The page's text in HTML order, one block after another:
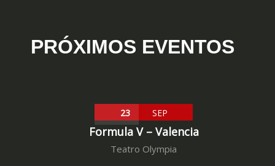
PRÓXIMOS EVENTOS
23 SEP
Formula V – Valencia
Teatro Olympia